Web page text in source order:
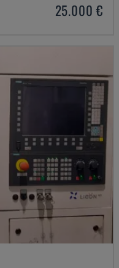
25.000 €